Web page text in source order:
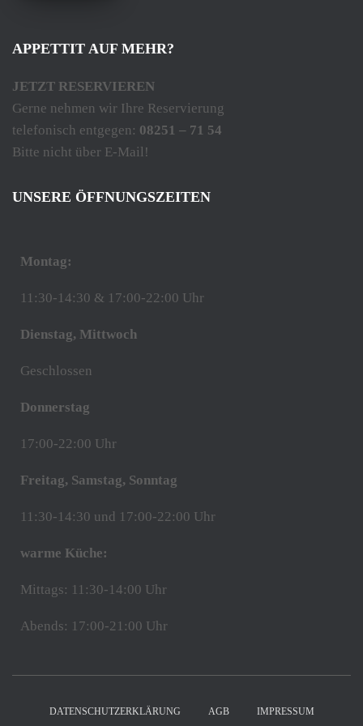
APPETTIT AUF MEHR?
JETZT RESERVIEREN
Gerne nehmen wir Ihre Reservierung
telefonisch entgegen: 08251 – 71 54
Bitte nicht über E-Mail!
UNSERE ÖFFNUNGSZEITEN
Montag:
11:30-14:30 & 17:00-22:00 Uhr
Dienstag, Mittwoch
Geschlossen
Donnerstag
17:00-22:00 Uhr
Freitag, Samstag, Sonntag
11:30-14:30 und 17:00-22:00 Uhr
warme Küche:
Mittags: 11:30-14:00 Uhr
Abends: 17:00-21:00 Uhr
DATENSCHUTZERKLÄRUNG AGB IMPRESSUM